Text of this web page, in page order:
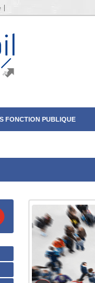
FONCTION PUBLIQUE